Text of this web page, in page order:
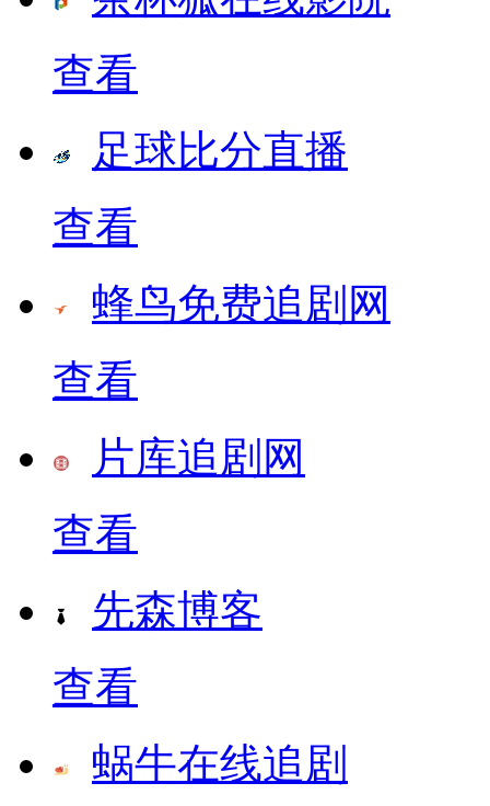
查看
足球比分直播
查看
蜂鸟免费追剧网
查看
片库追剧网
查看
先森博客
查看
蜗牛在线追剧